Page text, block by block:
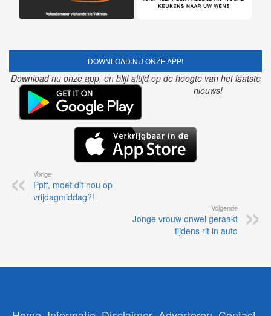
DOWNLOAD NU ONZE APP!
Download nu onze app, en blijf altijd op de hoogte van het laatste
nieuws!
Vorige
Ppff, moet dit nou op
vrijdagmiddag?!
Volgende
Jonge vrouw onwel geraakt
tijdens rit in auto